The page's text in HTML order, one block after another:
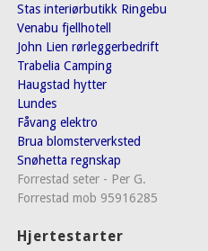
Stas interiørbutikk Ringebu
Venabu fjellhotell
John Lien rørleggerbedrift
Trabelia Camping
Haugstad hytter
Lundes
Fåvang elektro
Brua blomsterverksted
Snøhetta regnskap
Forrestad seter - Per G.
Forrestad mob 95916285
Hjertestarter